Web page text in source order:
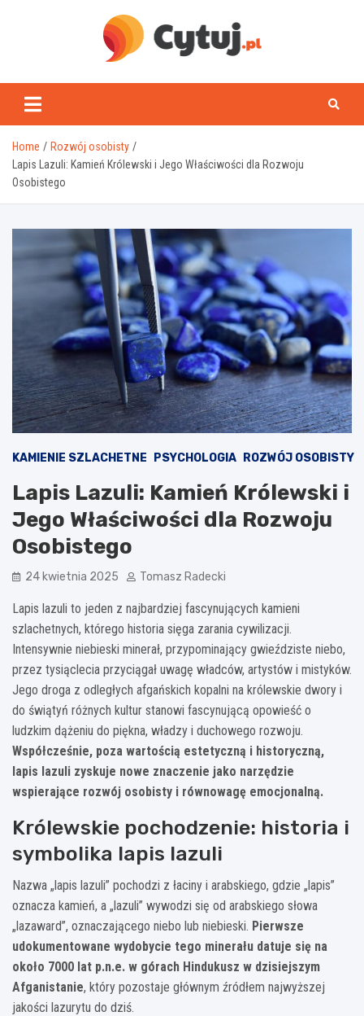
www.cytuj.pl
Home
Rozwój osobisty
Lapis Lazuli: Kamień Królewski i Jego Właściwości dla Rozwoju
Osobistego
KAMIENIE SZLACHETNE PSYCHOLOGIA ROZWÓJ OSOBISTY
Lapis Lazuli: Kamień Królewski i
Jego Właściwości dla Rozwoju
Osobistego
24 kwietnia 2025 Tomasz Radecki
Lapis lazuli to jeden z najbardziej fascynujących kamieni
szlachetnych, którego historia sięga zarania cywilizacji.
Intensywnie niebieski minerał, przypominający gwieździste niebo,
przez tysiąclecia przyciągał uwagę władców, artystów i mistyków.
Jego droga z odległych afgańskich kopalni na królewskie dwory i
do świątyń różnych kultur stanowi fascynującą opowieść o
ludzkim dążeniu do piękna, władzy i duchowego rozwoju.
Współcześnie, poza wartością estetyczną i historyczną,
lapis lazuli zyskuje nowe znaczenie jako narzędzie
wspierające rozwój osobisty i równowagę emocjonalną.
Królewskie pochodzenie: historia i
symbolika lapis lazuli
Nazwa „lapis lazuli” pochodzi z łaciny i arabskiego, gdzie „lapis”
oznacza kamień, a „lazuli” wywodzi się od arabskiego słowa
„lazaward”, oznaczającego niebo lub niebieski. Pierwsze
udokumentowane wydobycie tego minerału datuje się na
około 7000 lat p.n.e. w górach Hindukusz w dzisiejszym
Afganistanie, który pozostaje głównym źródłem najwyższej
jakości lazurytu do dziś.